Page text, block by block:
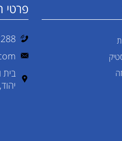
פרטי
יהוד, 5610002 ת.ד 78.